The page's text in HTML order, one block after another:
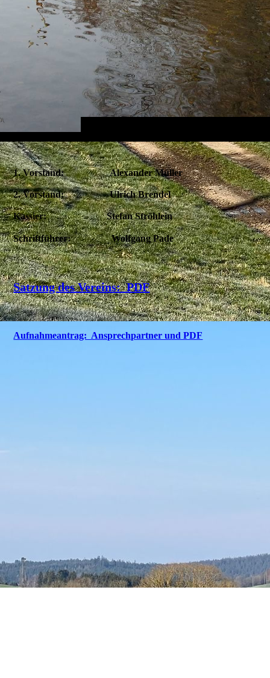
1. Vorstand:Alexander Müller
2. Vorstand:Ulrich Brendel
Kassier:Stefan Ströhlein
Schriftführer:Wolfgang Pade
Satzung des Vereins: PDF
Aufnahmeantrag: Ansprechpartner und PDF